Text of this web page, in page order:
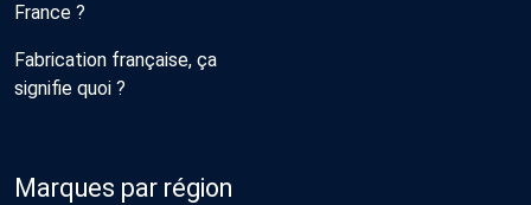
France ?
Fabrication française, ça
signifie quoi ?
Marques par région